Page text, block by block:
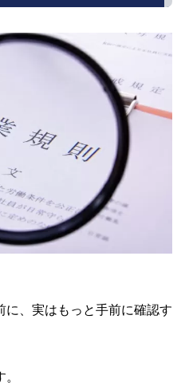
、実はもっと手前に確認す